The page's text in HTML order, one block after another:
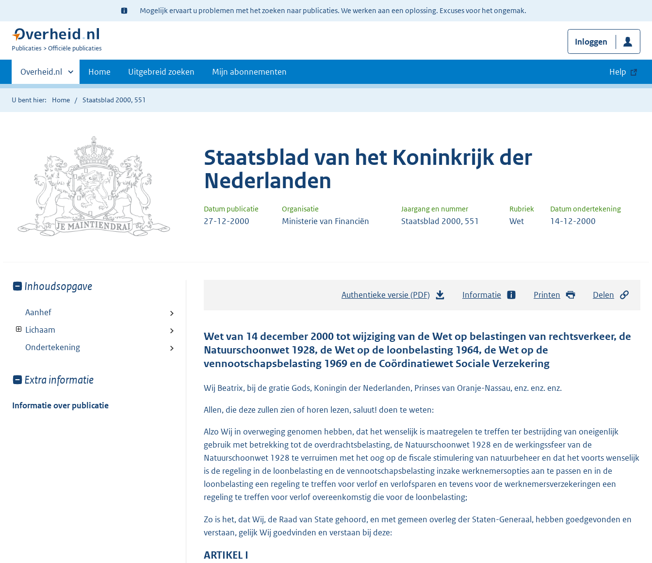
Ter
informatie:
Mogelijk ervaart u problemen met het zoeken naar publicaties. We werken aan een oplossing. Excuses voor het ongemak.
U
Publicaties Officiële publicaties
Inloggen
Primaire
navigatie
Andere
sites
binnen
Overheid.nl Home Uitgebreid zoeken Mijn abonnementen Help
U bent hier: Home Staatsblad 2000, 551
Staatsblad van het Koninkrijk der
Nederlanden
Datum publicatie Organisatie Jaargang en nummer Rubriek Datum ondertekening
27-12-2000 Ministerie van Financiën Staatsblad 2000, 551 Wet 14-12-2000
Toon
van:
Inhoudsopgave
Aanhef
Lichaam
Ondertekening
Toon
van:
Extra informatie
Informatie over publicatie
Authentieke versie (PDF)
t
a
n
s
r
e
1
Informatie Printen Delen
Wet van 14 december 2000 tot wijziging van de Wet op belastingen van rechtsverkeer, de
Natuurschoonwet 1928, de Wet op de loonbelasting 1964, de Wet op de
vennootschapsbelasting 1969 en de Coördinatiewet Sociale Verzekering
Wij Beatrix, bij de gratie Gods, Koningin der Nederlanden, Prinses van Oranje-Nassau, enz. enz. enz.
Allen, die deze zullen zien of horen lezen, saluut! doen te weten:
Alzo Wij in overweging genomen hebben, dat het wenselijk is maatregelen te treffen ter bestrijding van oneigenlijk
gebruik met betrekking tot de overdrachtsbelasting, de Natuurschoonwet 1928 en de werkingssfeer van de
Natuurschoonwet 1928 te verruimen met het oog op de fiscale stimulering van natuurbeheer en dat het voorts wenselijk
is de regeling in de loonbelasting en de vennootschapsbelasting inzake werknemersopties aan te passen en in de
loonbelasting een regeling te treffen voor verlof en verlofsparen en tevens voor de werknemersverzekeringen een
regeling te treffen voor verlof overeenkomstig die voor de loonbelasting;
Zo is het, dat Wij, de Raad van State gehoord, en met gemeen overleg der Staten-Generaal, hebben goedgevonden en
verstaan, gelijk Wij goedvinden en verstaan bij deze:
ARTIKEL I